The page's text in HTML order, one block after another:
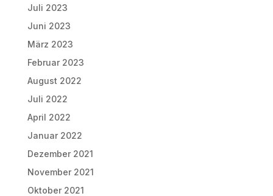
Juli 2023
Juni 2023
März 2023
Februar 2023
August 2022
Juli 2022
April 2022
Januar 2022
Dezember 2021
November 2021
Oktober 2021